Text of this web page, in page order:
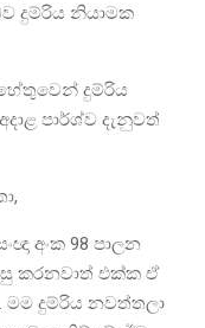
දුම්රිය නියාමක
දුම්රිය
පාර්ශ්ව දැනුවත්
අංක 98 පාලන
පසු කරනවාත් එක්ක ඒ
දුම්රිය නවත්තලා